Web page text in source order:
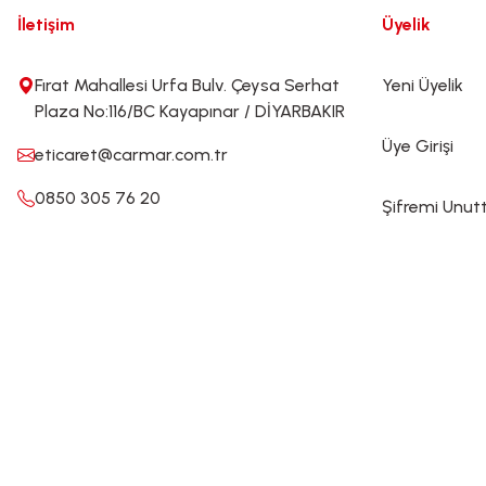
İletişim
Fırat Mahallesi Urfa Bulv. Çeysa Serhat
Plaza No:116/BC Kayapınar / DİYARBAKIR
eticaret@carmar.com.tr
0850 305 76 20
Üyelik
Yeni Üyelik
Üye Girişi
Şifremi